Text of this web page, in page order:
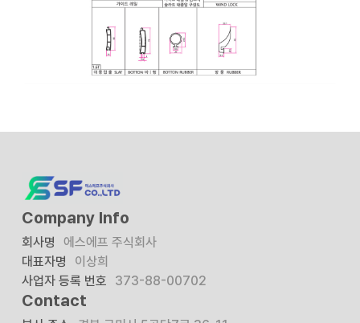
Company Info
회사명
에스에프 주식회사
대표자명
이상희
사업자 등록 번호
373-88-00702
Contact